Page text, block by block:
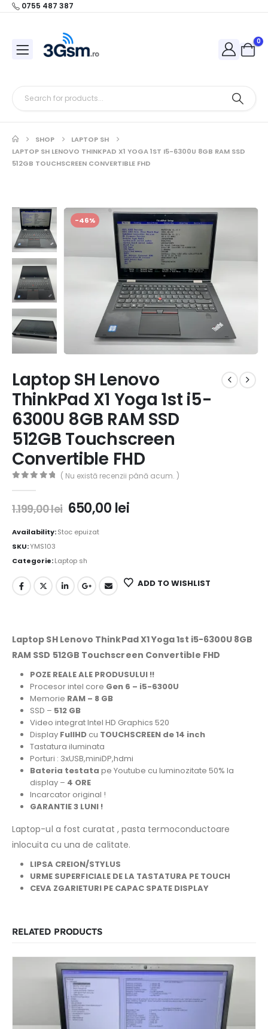
0755 487 387
0
SHOP
LAPTOP SH
LAPTOP SH LENOVO THINKPAD X1 YOGA 1ST I5-6300U 8GB RAM SSD
512GB TOUCHSCREEN CONVERTIBLE FHD
-46%
Laptop SH Lenovo
ThinkPad X1 Yoga 1st i5-
6300U 8GB RAM SSD
512GB Touchscreen
Convertible FHD
( Nu există recenzii până acum. )
1.199,00lei 650,00 lei
Availability:Stoc epuizat
SKU:YMS103
Categorie:Laptop sh
ADD TO WISHLIST
Laptop SH Lenovo ThinkPad X1 Yoga 1st i5-6300U 8GB
RAM SSD 512GB Touchscreen Convertible FHD
POZE REALE ALE PRODUSULUI !!
Procesor intel core Gen 6 – i5-6300U
Memorie RAM – 8 GB
SSD – 512 GB
Video integrat Intel HD Graphics 520
Display FullHDcu TOUCHSCREEN de 14 inch
Tastatura iluminata
Porturi : 3xUSB,miniDP,hdmi
Bateria testata pe Youtube cu luminozitate 50% la
display – 4 ORE
Incarcator original !
GARANTIE 3 LUNI !
Laptop-ul a fost curatat , pasta termoconductoare
inlocuita cu una de calitate.
LIPSA CREION/STYLUS
URME SUPERFICIALE DE LA TASTATURA PE TOUCH
CEVA ZGARIETURI PE CAPAC SPATE DISPLAY
RELATED PRODUCTS